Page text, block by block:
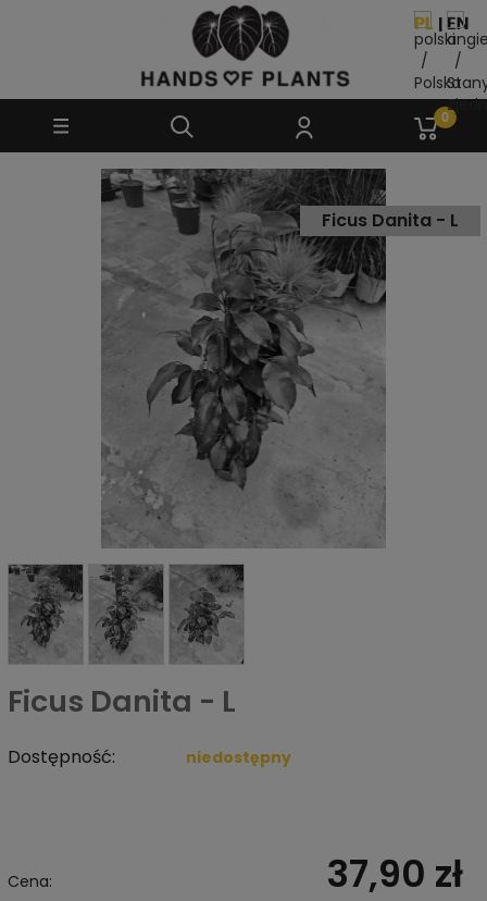
Ficus Danita - L
Ficus Danita - L
Dostępność: niedostępny
Cena: 37,90 zł